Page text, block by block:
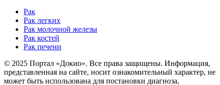
Рак
Рак легких
Рак молочной железы
Рак костей
Рак печени
© 2025 Портал «Докио». Все права защищены. Информация,
представленная на сайте, носит ознакомительный характер, не
может быть использована для постановки диагноза,